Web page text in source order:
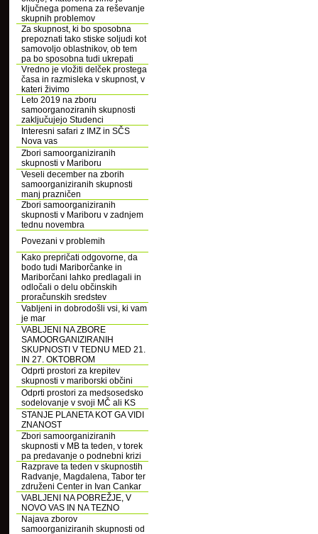
ključnega pomena za reševanje
skupnih problemov
Za skupnost, ki bo sposobna
prepoznati tako stiske soljudi kot
samovoljo oblastnikov, ob tem
pa bo sposobna tudi ukrepati
Vredno je vložiti delček prostega
časa in razmisleka v skupnost, v
kateri živimo
Leto 2019 na zboru
samoorganoziranih skupnosti
zaključujejo Studenci
Interesni safari z IMZ in SČS
Nova vas
Zbori samoorganiziranih
skupnosti v Mariboru
Veseli december na zborih
samoorganiziranih skupnosti
manj prazničen
Zbori samoorganiziranih
skupnosti v Mariboru v zadnjem
tednu novembra
Povezani v problemih
Kako prepričati odgovorne, da
bodo tudi Mariborčanke in
Mariborčani lahko predlagali in
odločali o delu občinskih
proračunskih sredstev
Vabljeni in dobrodošli vsi, ki vam
je mar
VABLJENI NA ZBORE
SAMOORGANIZIRANIH
SKUPNOSTI V TEDNU MED 21.
IN 27. OKTOBROM
Odprti prostori za krepitev
skupnosti v mariborski občini
Odprti prostori za medsosedsko
sodelovanje v svoji MČ ali KS
STANJE PLANETA KOT GA VIDI
ZNANOST
Zbori samoorganiziranih
skupnosti v MB ta teden, v torek
pa predavanje o podnebni krizi
Razprave ta teden v skupnostih
Radvanje, Magdalena, Tabor ter
združeni Center in Ivan Cankar
VABLJENI NA POBREŽJE, V
NOVO VAS IN NA TEZNO
Najava zborov
samoorganiziranih skupnosti od